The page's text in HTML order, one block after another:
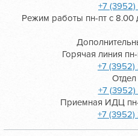
+7
Режим работы пн-пт с 8.00
Горячая линия
+7
+7
Приемная ИДЦ пн-
+7